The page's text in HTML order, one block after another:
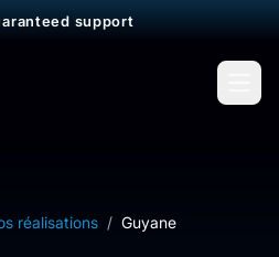
support
réalisations / Guyane